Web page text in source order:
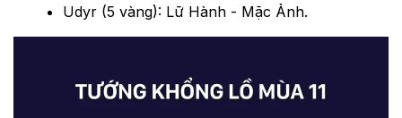
Udyr (5 vàng): Lữ Hành - Mặc Ảnh.